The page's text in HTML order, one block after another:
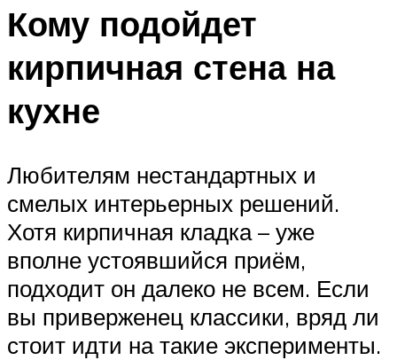
Кому подойдет
кирпичная стена на
кухне
Любителям нестандартных и
смелых интерьерных решений.
Хотя кирпичная кладка – уже
вполне устоявшийся приём,
подходит он далеко не всем. Если
вы приверженец классики, вряд ли
стоит идти на такие эксперименты.